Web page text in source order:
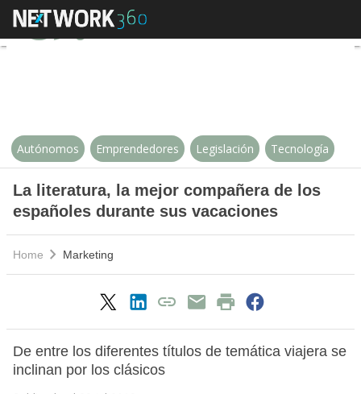
La literatura, la mejor
Autónomos Emprendedores Legislación Tecnología
La literatura, la mejor compañera de los
españoles durante sus vacaciones
Home Marketing
De entre los diferentes títulos de temática viajera se
inclinan por los clásicos